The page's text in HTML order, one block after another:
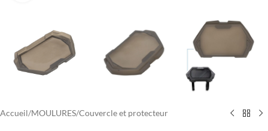
Accueil/MOULURES/Couvercle et protecteur